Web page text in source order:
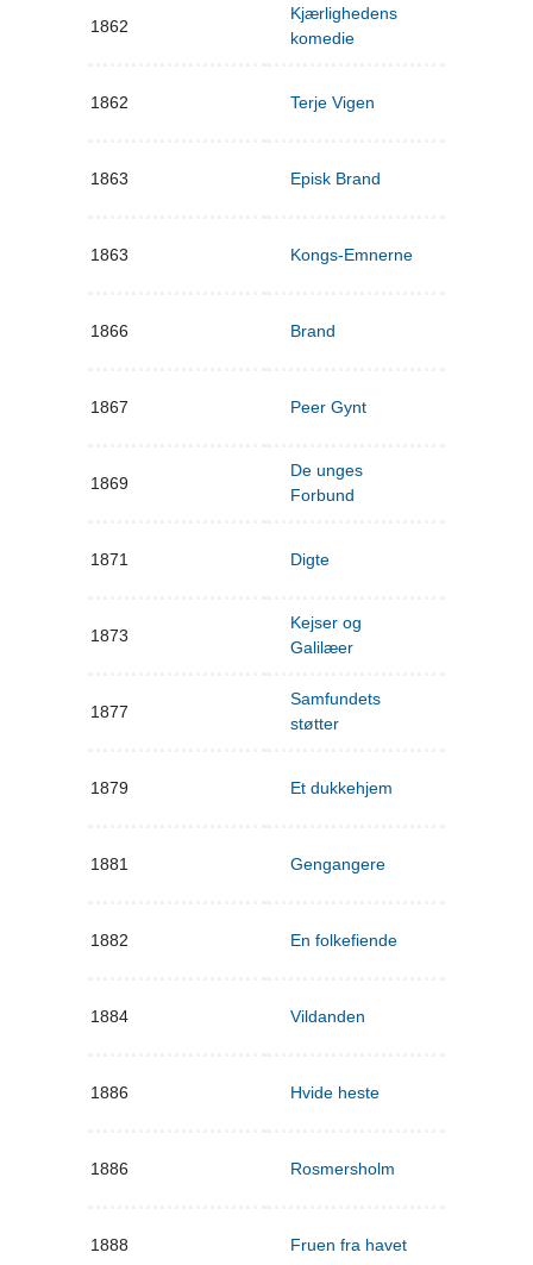
1862
Kjærlighedens
komedie
1862 Terje Vigen
1863 Episk Brand
1863 Kongs-Emnerne
1866 Brand
1867 Peer Gynt
1869
De unges
Forbund
1871 Digte
1873
Kejser og
Galilæer
1877
Samfundets
støtter
1879 Et dukkehjem
1881 Gengangere
1882 En folkefiende
1884 Vildanden
1886 Hvide heste
1886 Rosmersholm
1888 Fruen fra havet